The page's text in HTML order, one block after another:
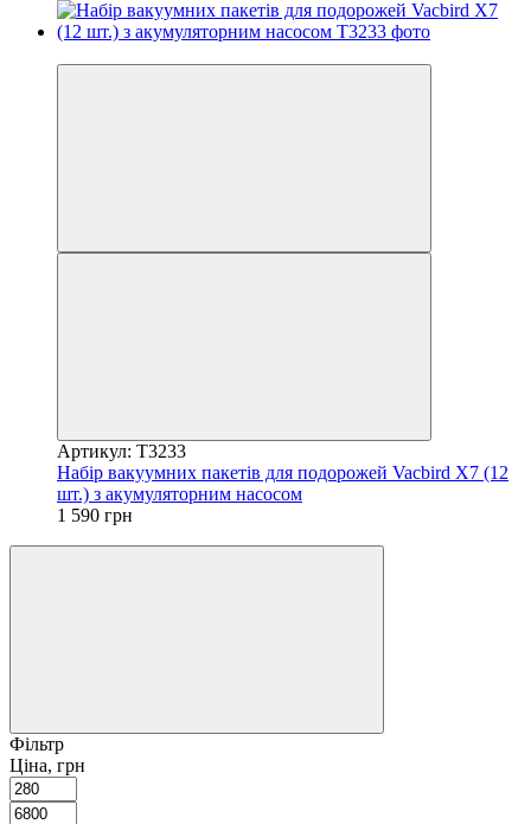
Артикул: T3233
Набір вакуумних пакетів для подорожей Vacbird X7 (12
шт.) з акумуляторним насосом
1 590 грн
Фільтр
Ціна, грн